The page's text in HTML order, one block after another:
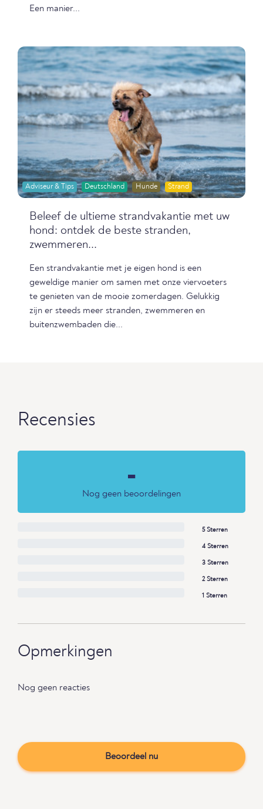
Een manier...
Adviseur & Tips Deutschland Hunde Strand
Beleef de ultieme strandvakantie met uw
hond: ontdek de beste stranden,
zwemmeren...
Een strandvakantie met je eigen hond is een
geweldige manier om samen met onze viervoeters
te genieten van de mooie zomerdagen. Gelukkig
zijn er steeds meer stranden, zwemmeren en
buitenzwembaden die...
Recensies
-
Nog geen beoordelingen
5 Sterren
4 Sterren
3 Sterren
2 Sterren
1 Sterren
Opmerkingen
Nog geen reacties
Beoordeel nu